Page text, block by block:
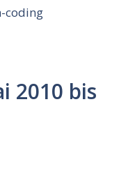
coding
2010 bis